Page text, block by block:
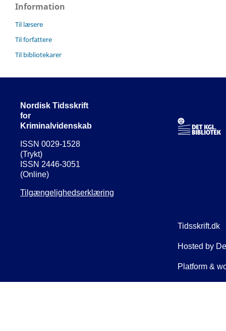
Information
Til læsere
Til forfattere
Til bibliotekarer
Nordisk Tidsskrift
for
Kriminalvidenskab
ISSN 0029-1528
(Trykt)
ISSN 2446-3051
(Online)
Tilgængelighedserklæring